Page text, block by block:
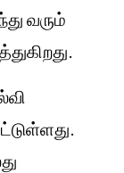
வரும்